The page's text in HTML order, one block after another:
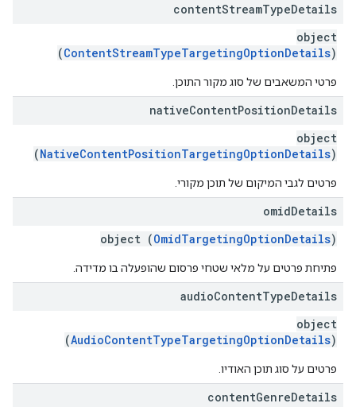
contentStreamTypeDetails
object
(ContentStreamTypeTargetingOptionDetails)
פרטי המשאבים של סוג מקור התוכן.
nativeContentPositionDetails
object
(NativeContentPositionTargetingOptionDetails)
פרטים לגבי המיקום של תוכן מקורי.
omidDetails
object (OmidTargetingOptionDetails)
פתיחת פרטים על מלאי שטחי פרסום שהופעלה בו מדידה.
audioContentTypeDetails
object
(AudioContentTypeTargetingOptionDetails)
פרטים על סוג תוכן האודיו.
contentGenreDetails